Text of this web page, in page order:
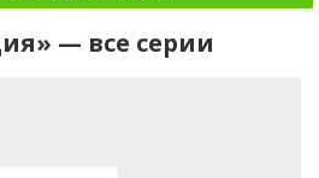
— все серии